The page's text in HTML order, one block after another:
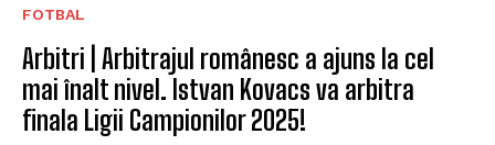
FOTBAL
Arbitri | Arbitrajul românesc a ajuns la cel
mai înalt nivel. Istvan Kovacs va arbitra
finala Ligii Campionilor 2025!